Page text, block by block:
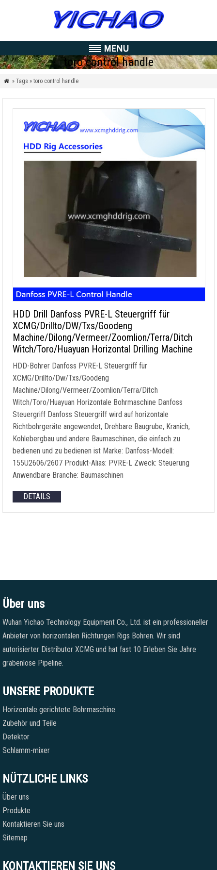
toro control handle
 » Tags » toro control handle
HDD Drill Danfoss PVRE-L Steuergriff für
XCMG/Drillto/DW/Txs/Goodeng
Machine/Dilong/Vermeer/Zoomlion/Terra/Ditch
Witch/Toro/Huayuan Horizontal Drilling Machine
HDD-Bohrer Danfoss PVRE-L Steuergriff für
XCMG/Drillto/Dw/Txs/Goodeng
Machine/Dilong/Vermeer/Zoomlion/Terra/Ditch
Witch/Toro/Huayuan Horizontale Bohrmaschine Danfoss
Steuergriff Danfoss Steuergriff wird auf horizontale
Richtbohrgeräte angewendet, Drehbare Baugrube, Kranich,
Kohlebergbau und andere Baumaschinen, die einfach zu
bedienen und zu bedienen ist Marke: Danfoss-Modell:
155U2606/2607 Produkt-Alias: PVRE-L Zweck: Steuerung
Anwendbare Branche: Baumaschinen
DETAILS
Über uns
Wuhan Yichao Technology Equipment Co., Ltd. ist ein professioneller
Anbieter von horizontalen Richtungen Rigs Bohren. Wir sind
autorisierter Distributor XCMG und hat fast 10 Erleben Sie Jahre
grabenlose Pipeline.
UNSERE PRODUKTE
Horizontale gerichtete Bohrmaschine
Zubehör und Teile
Detektor
Schlamm-mixer
NÜTZLICHE LINKS
Über uns
Produkte
Kontaktieren Sie uns
Sitemap
KONTAKTIEREN SIE UNS